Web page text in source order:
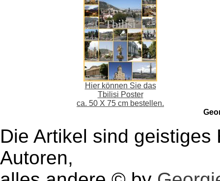
Hier können Sie das
Tbilisi Poster
ca. 50 X 75 cm bestellen.
Die Artikel sind
Autoren,